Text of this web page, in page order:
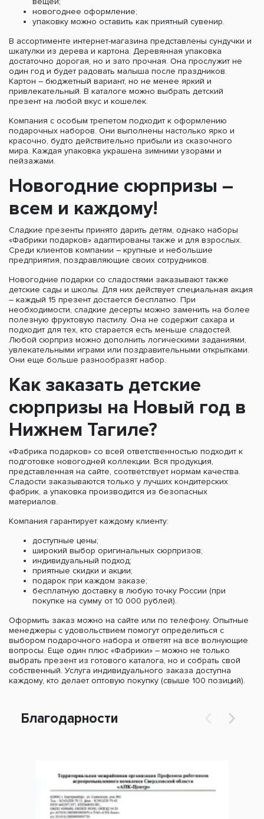
новогоднее оформление;
упаковку можно оставить как приятный сувенир.
В ассортименте интернет-магазина представлены сундучки и
шкатулки из дерева и картона. Деревянная упаковка
достаточно дорогая, но и зато прочная. Она прослужит не
один год и будет радовать малыша после праздников.
Картон – бюджетный вариант, но не менее яркий и
привлекательный. В каталоге можно выбрать детский
презент на любой вкус и кошелек.
Компания с особым трепетом подходит к оформлению
подарочных наборов. Они выполнены настолько ярко и
красочно, будто действительно прибыли из сказочного
мира. Каждая упаковка украшена зимними узорами и
пейзажами.
Новогодние сюрпризы –
всем и каждому!
Сладкие презенты принято дарить детям, однако наборы
«Фабрики подарков» адаптированы также и для взрослых.
Среди клиентов компании – крупные и небольшие
предприятия, поздравляющие своих сотрудников.
Новогодние подарки со сладостями заказывают также
детские сады и школы. Для них действует специальная акция
– каждый 15 презент достается бесплатно. При
необходимости, сладкие десерты можно заменить на более
полезную фруктовую пастилу. Она не содержит сахара и
подходит для тех, кто старается есть меньше сладостей.
Любой сюрприз можно дополнить логическими заданиями,
увлекательными играми или поздравительными открытками.
Они еще больше разнообразят набор.
Как заказать детские
сюрпризы на Новый год в
Нижнем Тагиле?
«Фабрика подарков» со всей ответственностью подходит к
подготовке новогодней коллекции. Вся продукция,
представленная на сайте, соответствует нормам качества.
Сладости заказываются только у лучших кондитерских
фабрик, а упаковка производится из безопасных
материалов.
Компания гарантирует каждому клиенту:
доступные цены;
широкий выбор оригинальных сюрпризов;
индивидуальный подход;
приятные скидки и акции;
подарок при каждом заказе;
бесплатную доставку в любую точку России (при
покупке на сумму от 10 000 рублей).
Оформить заказ можно на сайте или по телефону. Опытные
менеджеры с удовольствием помогут определиться с
выбором подарочного набора и ответят на все волнующие
вопросы. Еще один плюс «Фабрики» – можно не только
выбрать презент из готового каталога, но и собрать свой
собственный. Услуга индивидуального заказа доступна
каждому, кто делает оптовую покупку (свыше 100 позиций).
Благодарности